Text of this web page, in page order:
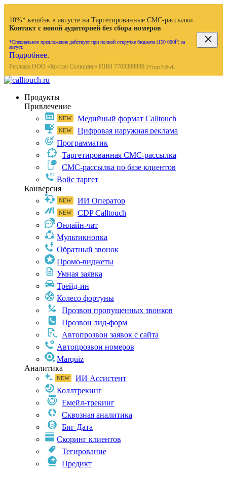
10%* кешбэк в августе на Таргетированные СМС-рассылки
Контакт с новой аудиторией без сбора номеров
*Специальное предложение действует при полной открутке бюджета (150 000₽) за
август.
Подробнее.
Реклама ООО «Колтач Солюшнс» ИНН 7703388936 2Vtzqx7u6wL
Продукты
Привлечение
Медийный формат Calltouch
Цифровая наружная реклама
Программатик
Таргетированная СМС-рассылка
СМС-рассылка по базе клиентов
Войс таргет
Конверсия
ИИ Оператор
CDP Calltouch
Онлайн-чат
Мультикнопка
Обратный звонок
Промо-виджеты
Умная заявка
Трейд-ин
Колесо фортуны
Прозвон пропущенных звонков
Прозвон лид-форм
Автопрозвон заявок с сайта
Автопрозвон номеров
Marquiz
Аналитика
ИИ Ассистент
Коллтрекинг
Емейл-трекинг
Сквозная аналитика
Биг Дата
Скоринг клиентов
Тегирование
Предикт